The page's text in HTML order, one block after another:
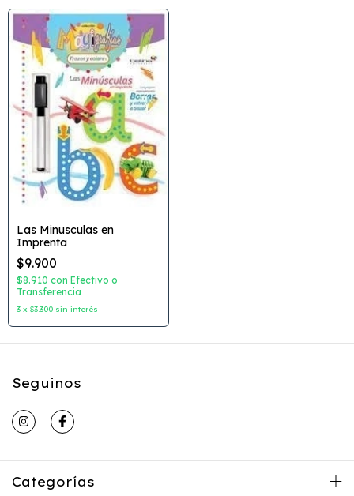
Las Minusculas en
Imprenta
$9.900
$8.910 con Efectivo o
Transferencia
3 x $3.300 sin interés
Seguinos
Categorías